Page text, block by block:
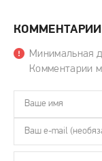
Минимальная
Комментарии